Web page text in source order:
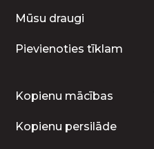
Mūsu draugi
Pievienoties tīklam
Kopienu mācības
Kopienu persilāde